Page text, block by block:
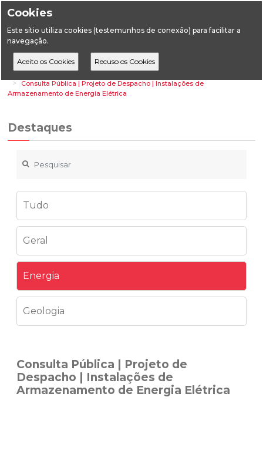
Cookies
Este sítio utiliza cookies (testemunhos de conexão) para facilitar a
navegação.
HomeDestaques
Energia
Consulta Pública | Projeto de Despacho | Instalações de
Armazenamento de Energia Elétrica
Destaques
Tudo
Geral
Energia
Geologia
Consulta Pública | Projeto de
Despacho | Instalações de
Armazenamento de Energia Elétrica